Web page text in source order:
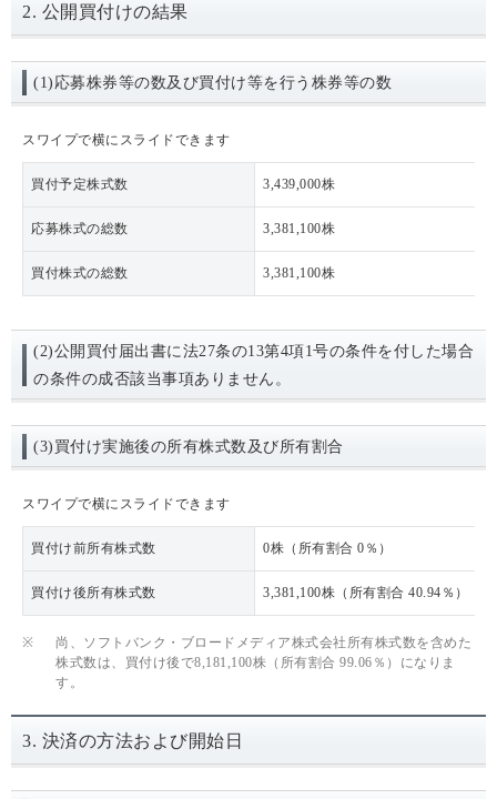
2. 公開買付けの結果
(1)応募株券等の数及び買付け等を行う株券等の数
スワイプで横にスライドできます
買付予定株式数 3,439,000株
応募株式の総数 3,381,100株
買付株式の総数 3,381,100株
(2)公開買付届出書に法27条の13第4項1号の条件を付した場合
の条件の成否該当事項ありません。
(3)買付け実施後の所有株式数及び所有割合
スワイプで横にスライドできます
買付け前所有株式数 0株（所有割合 0％）
買付け後所有株式数 3,381,100株（所有割合 40.94％）
※
尚、ソフトバンク・ブロードメディア株式会社所有株式数を含めた
株式数は、買付け後で8,181,100株（所有割合 99.06％）になりま
す。
3. 決済の方法および開始日